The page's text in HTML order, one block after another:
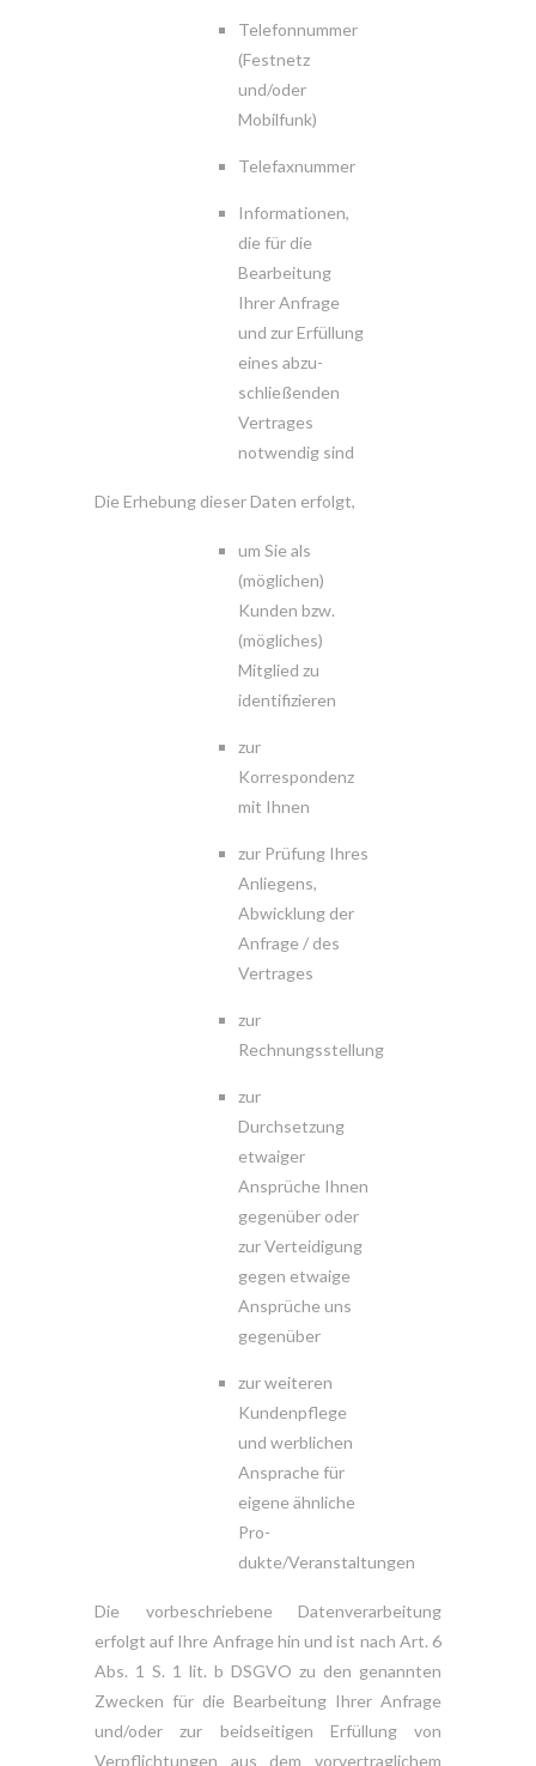
Telefonnummer
(Festnetz
und/oder
Mobilfunk)
Telefaxnummer
Informationen,
die für die
Bearbeitung
Ihrer Anfrage
und zur Erfüllung
eines abzu-
schließenden
Vertrages
notwendig sind
Die Erhebung dieser Daten erfolgt,
um Sie als
(möglichen)
Kunden bzw.
(mögliches)
Mitglied zu
identifizieren
zur
Korrespondenz
mit Ihnen
zur Prüfung Ihres
Anliegens,
Abwicklung der
Anfrage / des
Vertrages
zur
Rechnungsstellung
zur
Durchsetzung
etwaiger
Ansprüche Ihnen
gegenüber oder
zur Verteidigung
gegen etwaige
Ansprüche uns
gegenüber
zur weiteren
Kundenpflege
und werblichen
Ansprache für
eigene ähnliche
Pro-
dukte/Veranstaltungen
Die vorbeschriebene Datenverarbeitung
erfolgt auf Ihre Anfrage hin und ist nach Art. 6
Abs. 1 S. 1 lit. b DSGVO zu den genannten
Zwecken für die Bearbeitung Ihrer Anfrage
und/oder zur beidseitigen Erfüllung von
Verpflichtungen aus dem vorvertraglichem